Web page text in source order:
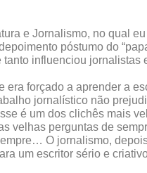
e Jornalismo, no qual
póstumo do
influenciou jornalistas
era forçado a aprender a
jornalístico não
é um dos clichês mais
velhas perguntas de
O jornalismo,
um escritor sério e